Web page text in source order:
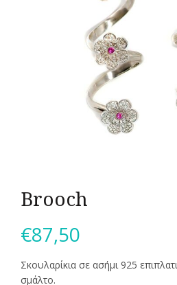
Brooch
€87,50
Σκουλαρίκια σε ασήμι 925
σμάλτο.